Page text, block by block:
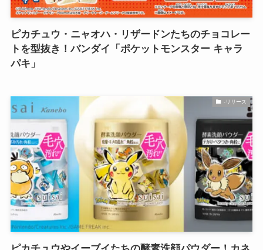
ピカチュウ・ニャオハ・リザードンたちのチョコレー
トを型抜き！バンダイ「ポケットモンスター キャラ
パキ」
-リリース